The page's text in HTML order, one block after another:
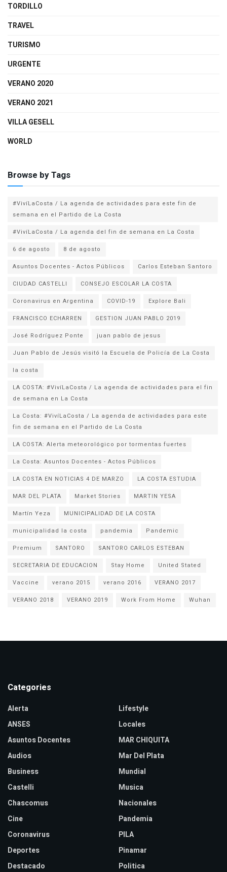
TORDILLO
TRAVEL
TURISMO
URGENTE
VERANO 2020
VERANO 2021
VILLA GESELL
WORLD
Browse by Tags
#VivíLaCosta / La agenda de actividades para este fin de
semana en el Partido de La Costa
#VivíLaCosta / La agenda del fin de semana en La Costa
6 de agosto
8 de agosto
Asuntos Docentes - Actos Públicos
Carlos Esteban Santoro
CIUDAD CASTELLI
CONSEJO ESCOLAR LA COSTA
Coronavirus en Argentina
COVID-19
Explore Bali
FRANCISCO ECHARREN
GESTION JUAN PABLO 2019
José Rodríguez Ponte
juan pablo de jesus
la costa
LA COSTA: #VivíLaCosta / La agenda de actividades para el fin
de semana en La Costa
La Costa: #VivíLaCosta / La agenda de actividades para este
fin de semana en el Partido de La Costa
LA COSTA: Alerta meteorológico por tormentas fuertes
La Costa: Asuntos Docentes - Actos Públicos
LA COSTA EN NOTICIAS 4 DE MARZO
LA COSTA ESTUDIA
MAR DEL PLATA
Market Stories
MARTIN YESA
Martín Yeza
MUNICIPALIDAD DE LA COSTA
municipalidad la costa
pandemia
Pandemic
Premium
SANTORO
SANTORO CARLOS ESTEBAN
SECRETARIA DE EDUCACION
Stay Home
United Stated
Vaccine
verano 2015 verano 2016
VERANO 2017
VERANO 2018
VERANO 2019 Work From Home Wuhan
Categories
Alerta
ANSES
Asuntos Docentes
Audios
Business
Castelli
Chascomus
Cine
Coronavirus
Deportes
Destacado
Lifestyle
Locales
MAR CHIQUITA
Mar Del Plata
Mundial
Musica
Nacionales
Pandemia
PILA
Pinamar
Politica